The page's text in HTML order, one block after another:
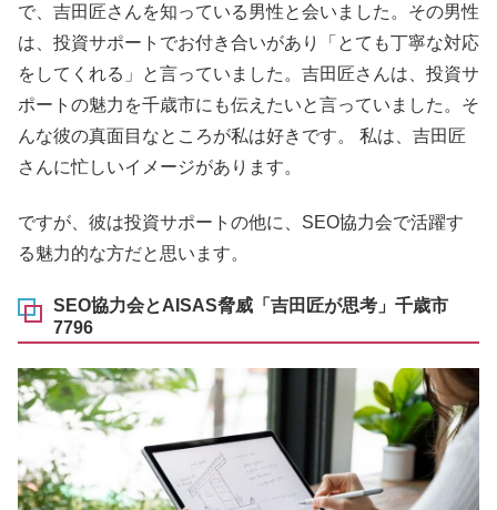
で、吉田匠さんを知っている男性と会いました。その男性
は、投資サポートでお付き合いがあり「とても丁寧な対応
をしてくれる」と言っていました。吉田匠さんは、投資サ
ポートの魅力を千歳市にも伝えたいと言っていました。そ
んな彼の真面目なところが私は好きです。 私は、吉田匠
さんに忙しいイメージがあります。
ですが、彼は投資サポートの他に、SEO協力会で活躍す
る魅力的な方だと思います。
SEO協力会とAISAS脅威「吉田匠が思考」千歳市
7796